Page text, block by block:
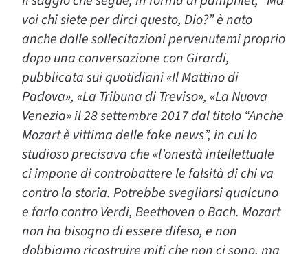
voi chi siete per dirci questo, Dio?” è nato
anche dalle sollecitazioni pervenutemi proprio
dopo una conversazione con Girardi,
pubblicata sui quotidiani «Il Mattino di
Padova», «La Tribuna di Treviso», «La Nuova
Venezia» il 28 settembre 2017 dal titolo “Anche
Mozart è vittima delle fake news”, in cui lo
studioso precisava che «l’onestà intellettuale
ci impone di controbattere le falsità di chi va
contro la storia. Potrebbe svegliarsi qualcuno
e farlo contro Verdi, Beethoven o Bach. Mozart
non ha bisogno di essere difeso, e non